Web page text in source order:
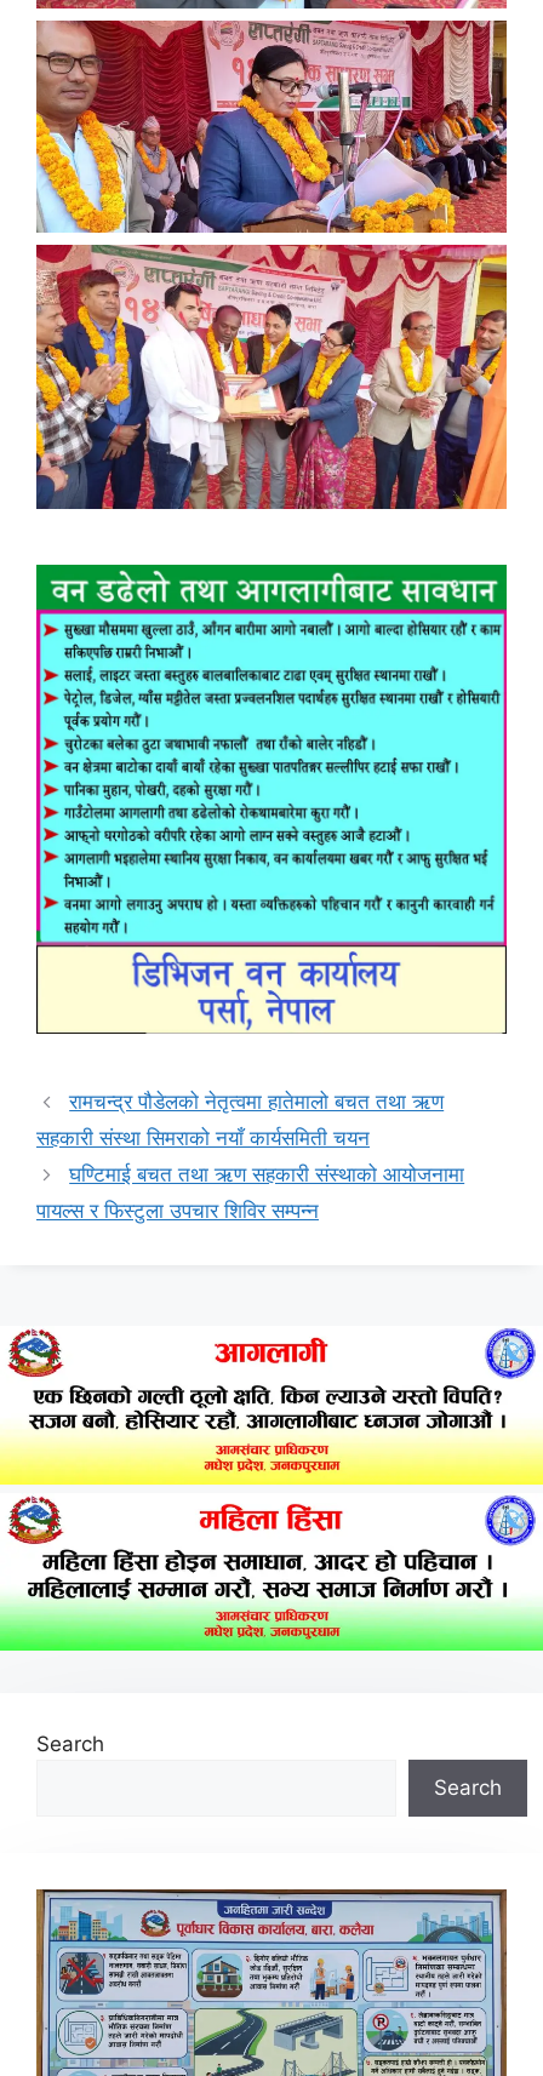
रामचन्द्र पौडेलको नेतृत्वमा हातेमालो बचत तथा ऋण
सहकारी संस्था सिमराको नयाँ कार्यसमिती चयन
घण्टिमाई बचत तथा ऋण सहकारी संस्थाको आयोजनामा
पायल्स र फिस्टुला उपचार शिविर सम्पन्न
Search
Search